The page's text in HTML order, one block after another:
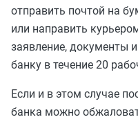
отправить почтой на
или направить
заявление, документы
банку в течение 20
Если и в этом случае
банка можно